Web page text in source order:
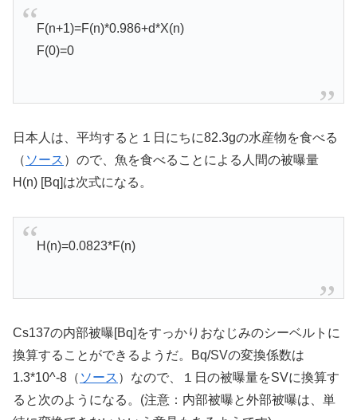
F(n+1)=F(n)*0.986+d*X(n)
F(0)=0
日本人は、平均すると１日にちに82.3gの水産物を食べる
（ ソース ）ので、魚を食べることによる人間の被曝量
H(n) [Bq]は次式になる。
H(n)=0.0823*F(n)
Cs137の内部被曝[Bq]をすっかりおなじみのシーベルトに
換算することができるようだ。Bq/SVの変換係数は
1.3*10^-8（ ソース ）なので、１日の被曝量をSVに換算す
ると次のようになる。(注意：内部被曝と外部被曝は、単